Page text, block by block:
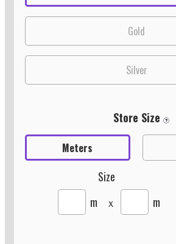
Gold
Silver
Store Size
Meters
Size
m
ｘ m